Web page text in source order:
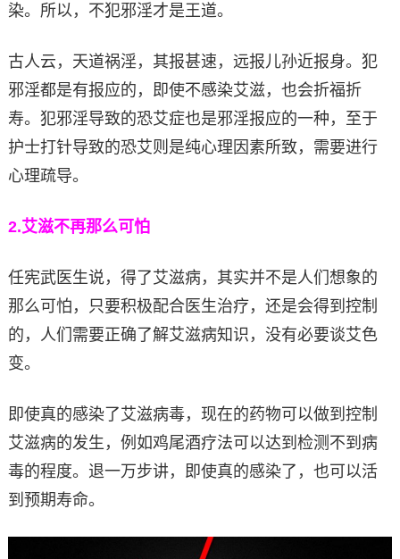
染。所以，不犯邪淫才是王道。
古人云，天道祸淫，其报甚速，远报儿孙近报身。犯
邪淫都是有报应的，即使不感染艾滋，也会折福折
寿。犯邪淫导致的恐艾症也是邪淫报应的一种，至于
护士打针导致的恐艾则是纯心理因素所致，需要进行
心理疏导。
2.艾滋不再那么可怕
任宪武医生说，得了艾滋病，其实并不是人们想象的
那么可怕，只要积极配合医生治疗，还是会得到控制
的，人们需要正确了解艾滋病知识，没有必要谈艾色
变。
即使真的感染了艾滋病毒，现在的药物可以做到控制
艾滋病的发生，例如鸡尾酒疗法可以达到检测不到病
毒的程度。退一万步讲，即使真的感染了，也可以活
到预期寿命。